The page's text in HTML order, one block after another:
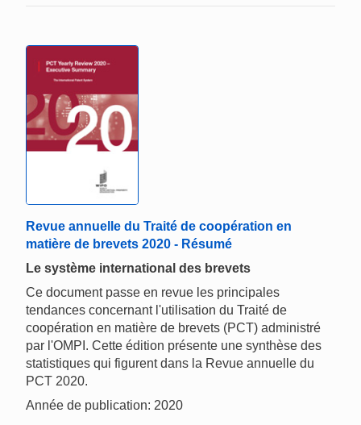
Revue annuelle du Traité de coopération en
matière de brevets 2020 - Résumé
Le système international des brevets
Ce document passe en revue les principales
tendances concernant l'utilisation du Traité de
coopération en matière de brevets (PCT) administré
par l'OMPI. Cette édition présente une synthèse des
statistiques qui figurent dans la Revue annuelle du
PCT 2020.
Année de publication: 2020